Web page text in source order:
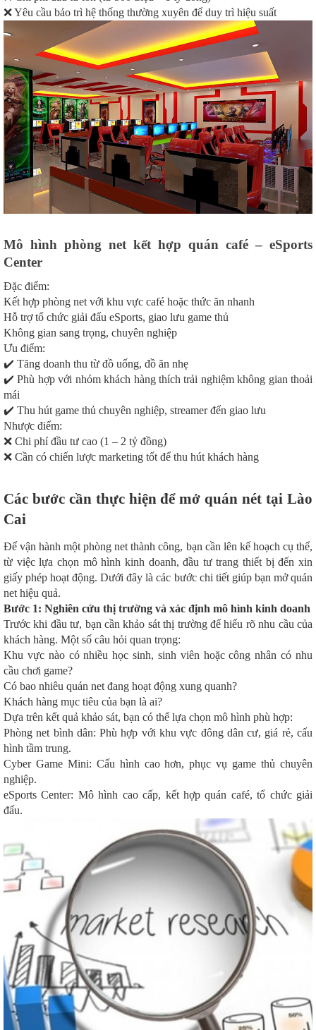
❌ Yêu cầu bảo trì hệ thống thường xuyên để duy trì hiệu suất
Mô hình phòng net kết hợp quán café – eSports
Center
Đặc điểm:
Kết hợp phòng net với khu vực café hoặc thức ăn nhanh
Hỗ trợ tổ chức giải đấu eSports, giao lưu game thủ
Không gian sang trọng, chuyên nghiệp
Ưu điểm:
✔️ Tăng doanh thu từ đồ uống, đồ ăn nhẹ
✔️ Phù hợp với nhóm khách hàng thích trải nghiệm không gian thoải
mái
✔️ Thu hút game thủ chuyên nghiệp, streamer đến giao lưu
Nhược điểm:
❌ Chi phí đầu tư cao (1 – 2 tỷ đồng)
❌ Cần có chiến lược marketing tốt để thu hút khách hàng
Các bước cần thực hiện để mở quán nét tại Lào
Cai
Để vận hành một phòng net thành công, bạn cần lên kế hoạch cụ thể,
từ việc lựa chọn mô hình kinh doanh, đầu tư trang thiết bị đến xin
giấy phép hoạt động. Dưới đây là các bước chi tiết giúp bạn mở quán
net hiệu quả.
Bước 1: Nghiên cứu thị trường và xác định mô hình kinh doanh
Trước khi đầu tư, bạn cần khảo sát thị trường để hiểu rõ nhu cầu của
khách hàng. Một số câu hỏi quan trọng:
Khu vực nào có nhiều học sinh, sinh viên hoặc công nhân có nhu
cầu chơi game?
Có bao nhiêu quán net đang hoạt động xung quanh?
Khách hàng mục tiêu của bạn là ai?
Dựa trên kết quả khảo sát, bạn có thể lựa chọn mô hình phù hợp:
Phòng net bình dân: Phù hợp với khu vực đông dân cư, giá rẻ, cấu
hình tầm trung.
Cyber Game Mini: Cấu hình cao hơn, phục vụ game thủ chuyên
nghiệp.
eSports Center: Mô hình cao cấp, kết hợp quán café, tổ chức giải
đấu.